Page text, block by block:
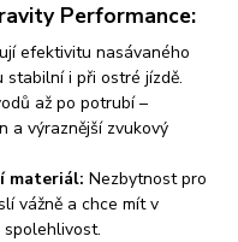
Performance:
efektivitu nasávaného
stabilní i při ostré jízdě.
až po potrubí –
a výraznější zvukový
materiál: Nezbytnost pro
vážně a chce mít v